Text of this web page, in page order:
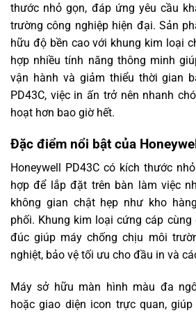
thước nhỏ gọn, đáp ứng yêu cầu
trường công nghiệp hiện đại. Sản
hữu độ bền cao với khung kim loại
hợp nhiều tính năng thông minh
vận hành và giảm thiểu thời gian
PD43C, việc in ấn trở nên nhanh
hoạt hơn bao giờ hết.
Đặc điểm nổi bật của
Honeywell PD43C có kích thước
hợp để lắp đặt trên bàn làm việc
không gian chật hẹp như kho
phối. Khung kim loại cứng cáp cùng
đúc giúp máy chống chịu môi
nghiệt, bảo vệ tối ưu cho đầu in và
Máy sở hữu màn hình màu đa
hoặc giao diện icon trực quan,